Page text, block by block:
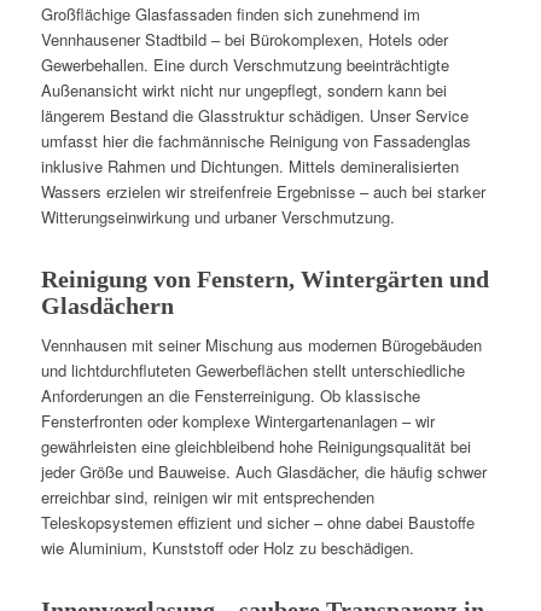
Großflächige Glasfassaden finden sich zunehmend im
Vennhausener Stadtbild – bei Bürokomplexen, Hotels oder
Gewerbehallen. Eine durch Verschmutzung beeinträchtigte
Außenansicht wirkt nicht nur ungepflegt, sondern kann bei
längerem Bestand die Glasstruktur schädigen. Unser Service
umfasst hier die fachmännische Reinigung von Fassadenglas
inklusive Rahmen und Dichtungen. Mittels demineralisierten
Wassers erzielen wir streifenfreie Ergebnisse – auch bei starker
Witterungseinwirkung und urbaner Verschmutzung.
Reinigung von Fenstern, Wintergärten und
Glasdächern
Vennhausen mit seiner Mischung aus modernen Bürogebäuden
und lichtdurchfluteten Gewerbeflächen stellt unterschiedliche
Anforderungen an die Fensterreinigung. Ob klassische
Fensterfronten oder komplexe Wintergartenanlagen – wir
gewährleisten eine gleichbleibend hohe Reinigungsqualität bei
jeder Größe und Bauweise. Auch Glasdächer, die häufig schwer
erreichbar sind, reinigen wir mit entsprechenden
Teleskopsystemen effizient und sicher – ohne dabei Baustoffe
wie Aluminium, Kunststoff oder Holz zu beschädigen.